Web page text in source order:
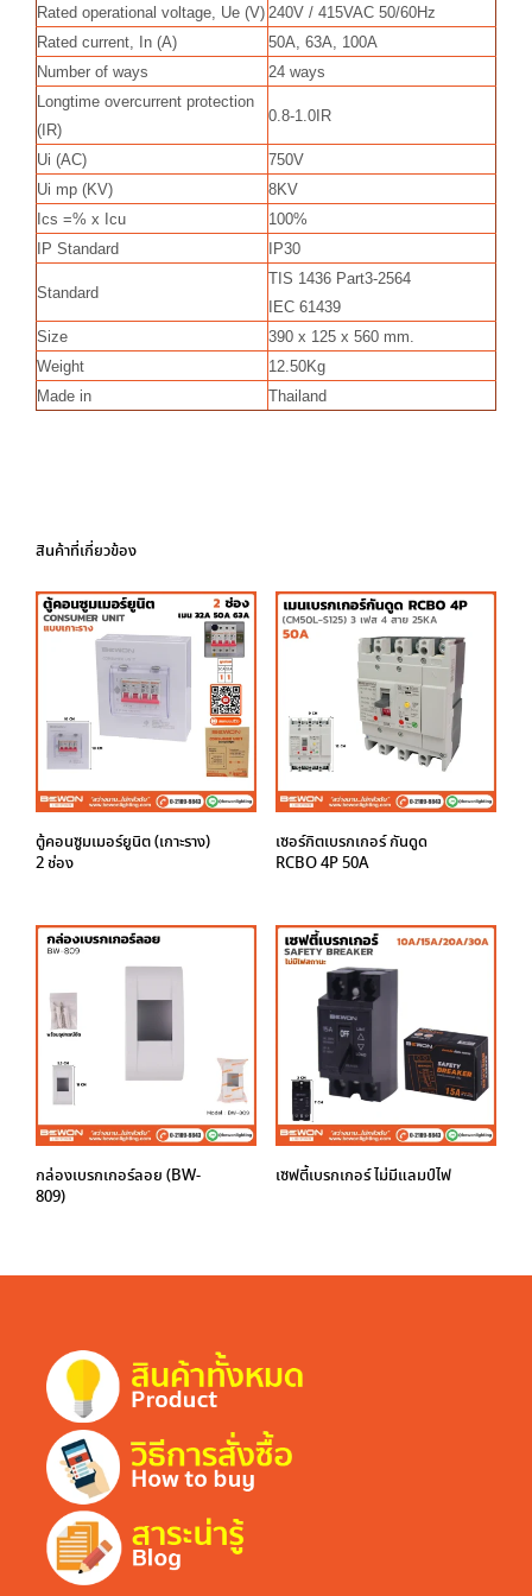
Rated operational voltage, Ue (V) 240V / 415VAC 50/60Hz
Rated current, In (A)
50A, 63A, 100A
Number of ways
24 ways
Longtime overcurrent protection
(IR)
0.8-1.0IR
Ui (AC)
750V
Ui mp (KV)
8KV
Ics =% x Icu
100%
IP Standard
IP30
Standard
TIS 1436 Part3-2564
IEC 61439
Size
390 x 125 x 560 mm.
Weight
12.50Kg
Made in
Thailand
สินค้าที่เกี่ยวข้อง
ตู้คอนซูมเมอร์ยูนิต (เกาะราง)
2 ช่อง
เซอร์กิตเบรกเกอร์ กันดูด
RCBO 4P 50A
กล่องเบรกเกอร์ลอย (BW-
809)
เซฟตี้เบรกเกอร์ ไม่มีแลมป์ไฟ